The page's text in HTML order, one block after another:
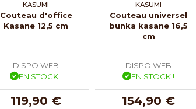
KASUMI
Couteau d'office
Kasane 12,5 cm
DISPO WEB
EN STOCK !
119,90 €
KASUMI
Couteau universel
bunka kasane 16,5
cm
DISPO WEB
EN STOCK !
154,90 €